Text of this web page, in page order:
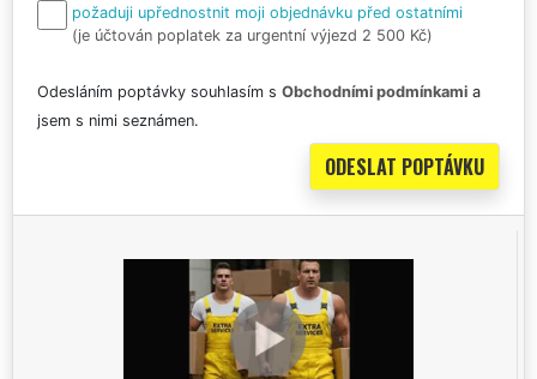
požaduji upřednostnit moji objednávku před ostatními
(je účtován poplatek za urgentní výjezd 2 500 Kč)
Odesláním poptávky souhlasím s Obchodními podmínkami a
jsem s nimi seznámen.